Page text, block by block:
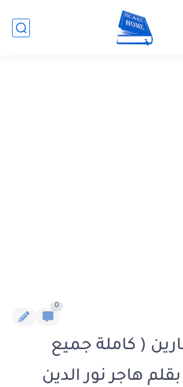
0
( كاملة جميع
هاجر نور الدين